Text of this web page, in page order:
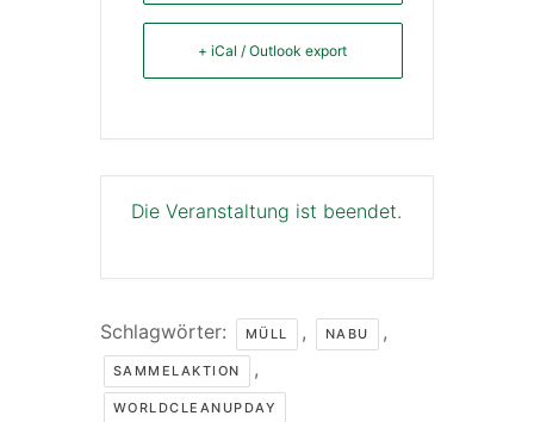
+ iCal / Outlook export
Die Veranstaltung ist beendet.
Schlagwörter: MÜLL , NABU ,
SAMMELAKTION ,
WORLDCLEANUPDAY